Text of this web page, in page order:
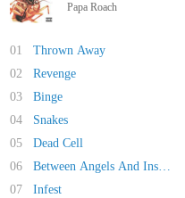
Papa Roach
01
Thrown Away
02
Revenge
03
Binge
04
Snakes
05
Dead Cell
06
Between Angels And Insects
07
Infest